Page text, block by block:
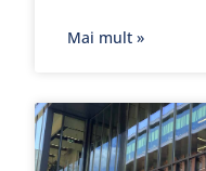
Mai mult »